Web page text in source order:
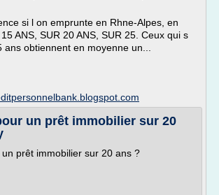
si l on emprunte en Rhne-Alpes, en
ANS, SUR 20 ANS, SUR 25. Ceux qui s
obtiennent en moyenne un...
un prêt immobilier sur 20
prêt immobilier sur 20 ans ?